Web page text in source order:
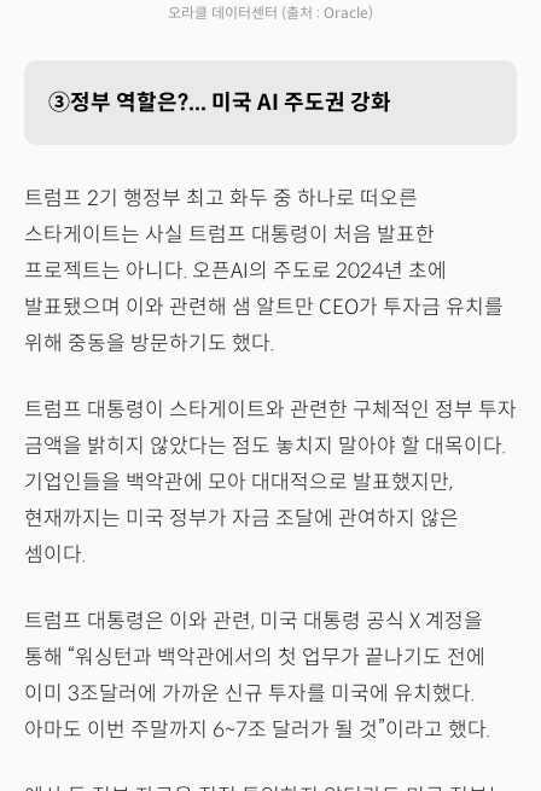
오라클 데이터센터 (출처 : Oracle)
③정부 역할은?... 미국 AI 주도권 강화
트럼프 2기 행정부 최고 화두 중 하나로 떠오른
스타게이트는 사실 트럼프 대통령이 처음 발표한
프로젝트는 아니다. 오픈AI의 주도로 2024년 초에
발표됐으며 이와 관련해 샘 알트만 CEO가 투자금 유치를
위해 중동을 방문하기도 했다.
트럼프 대통령이 스타게이트와 관련한 구체적인 정부 투자
금액을 밝히지 않았다는 점도 놓치지 말아야 할 대목이다.
기업인들을 백악관에 모아 대대적으로 발표했지만,
현재까지는 미국 정부가 자금 조달에 관여하지 않은
셈이다.
트럼프 대통령은 이와 관련, 미국 대통령 공식 X 계정을
통해 “워싱턴과 백악관에서의 첫 업무가 끝나기도 전에
이미 3조달러에 가까운 신규 투자를 미국에 유치했다.
아마도 이번 주말까지 6~7조 달러가 될 것”이라고 했다.